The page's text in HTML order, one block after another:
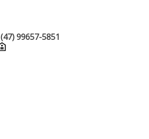
(47) 99657-5851